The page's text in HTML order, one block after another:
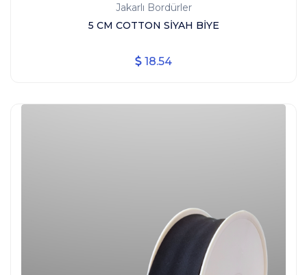
Jakarlı Bordürler
5 CM COTTON SİYAH BİYE
18.54